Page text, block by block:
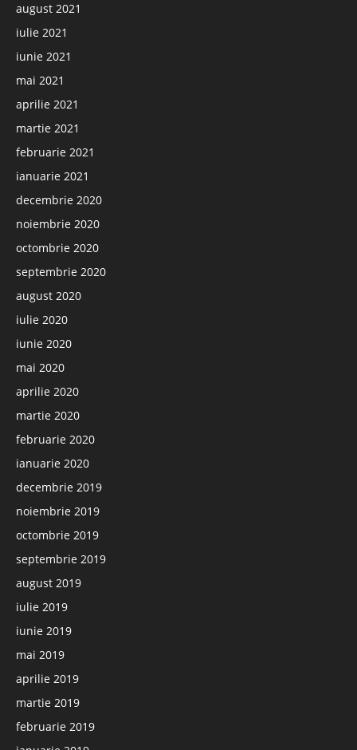
august 2021
iulie 2021
iunie 2021
mai 2021
aprilie 2021
martie 2021
februarie 2021
ianuarie 2021
decembrie 2020
noiembrie 2020
octombrie 2020
septembrie 2020
august 2020
iulie 2020
iunie 2020
mai 2020
aprilie 2020
martie 2020
februarie 2020
ianuarie 2020
decembrie 2019
noiembrie 2019
octombrie 2019
septembrie 2019
august 2019
iulie 2019
iunie 2019
mai 2019
aprilie 2019
martie 2019
februarie 2019